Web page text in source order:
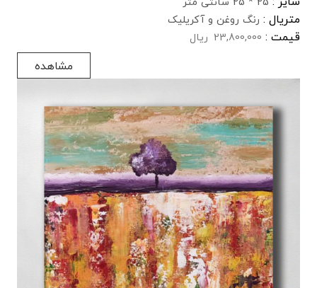
متریال : رنگ روغن و آکریلیک
قیمت : 23,800,000 ریال
مشاهده